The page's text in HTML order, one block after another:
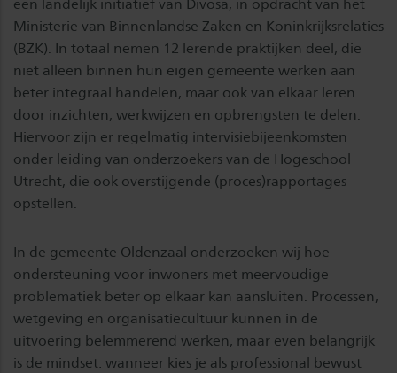
een landelijk initiatief van Divosa, in opdracht van het
Ministerie van Binnenlandse Zaken en Koninkrijksrelaties
(BZK). In totaal nemen 12 lerende praktijken deel, die
niet alleen binnen hun eigen gemeente werken aan
beter integraal handelen, maar ook van elkaar leren
door inzichten, werkwijzen en opbrengsten te delen.
Hiervoor zijn er regelmatig intervisiebijeenkomsten
onder leiding van onderzoekers van de Hogeschool
Utrecht, die ook overstijgende (proces)rapportages
opstellen.
In de gemeente Oldenzaal onderzoeken wij hoe
ondersteuning voor inwoners met meervoudige
problematiek beter op elkaar kan aansluiten. Processen,
wetgeving en organisatiecultuur kunnen in de
uitvoering belemmerend werken, maar even belangrijk
is de mindset: wanneer kies je als professional bewust